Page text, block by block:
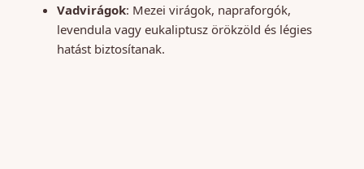
Vadvirágok: Mezei virágok, napraforgók,
levendula vagy eukaliptusz örökzöld és légies
hatást biztosítanak.